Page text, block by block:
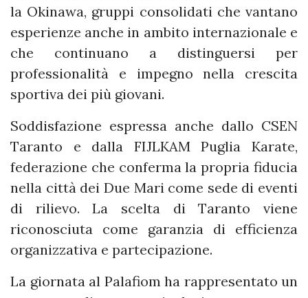
la Okinawa, gruppi consolidati che vantano
esperienze anche in ambito internazionale e
che continuano a distinguersi per
professionalità e impegno nella crescita
sportiva dei più giovani.
Soddisfazione espressa anche dallo CSEN
Taranto e dalla FIJLKAM Puglia Karate,
federazione che conferma la propria fiducia
nella città dei Due Mari come sede di eventi
di rilievo. La scelta di Taranto viene
riconosciuta come garanzia di efficienza
organizzativa e partecipazione.
La giornata al Palafiom ha rappresentato un